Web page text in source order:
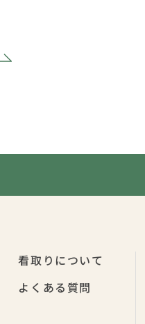
看取りについて
よくある質問